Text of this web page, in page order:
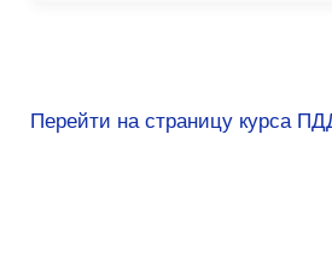
Перейти на страницу курса